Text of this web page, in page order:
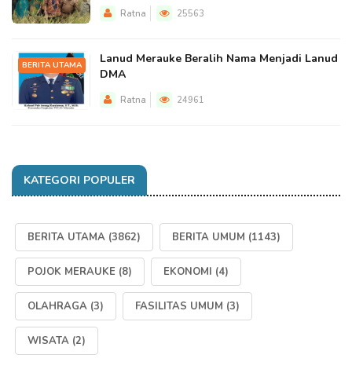
Ratna 25563
BERITA UTAMA
Lanud Merauke Beralih Nama Menjadi Lanud
DMA
Ratna 24961
KATEGORI POPULER
BERITA UTAMA (3862) BERITA UMUM (1143)
POJOK MERAUKE (8) EKONOMI (4)
OLAHRAGA (3) FASILITAS UMUM (3)
WISATA (2)